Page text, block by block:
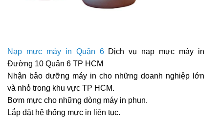
Nạp mực máy in Quận 6Dịch vụ nạp mực máy in
Đường 10 Quận 6 TP HCM
Nhận bảo dưỡng máy in cho những doanh nghiệp lớn
và nhỏ trong khu vực TP HCM.
Bơm mực cho những dòng máy in phun.
Lắp đặt hệ thống mực in liên tục.